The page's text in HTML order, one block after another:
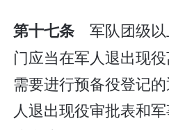
第十七条军队团级
门应当在军人退出现
需要进行预备役登记
人退出现役审批表和